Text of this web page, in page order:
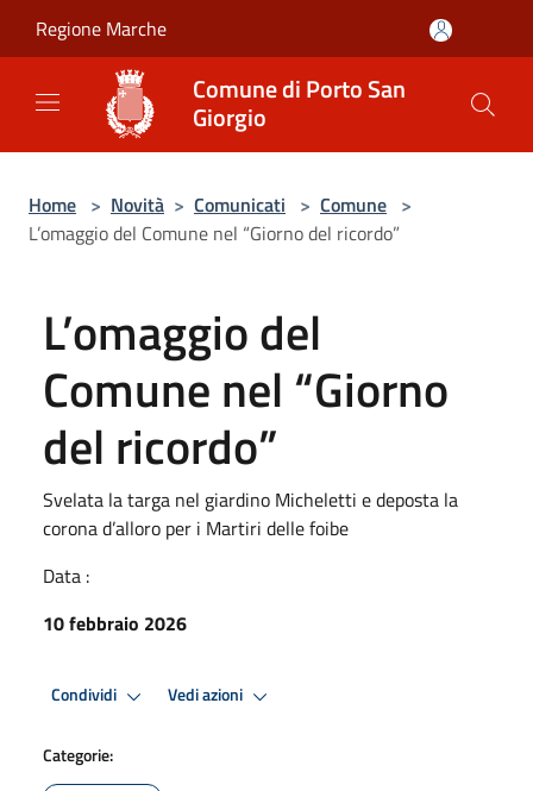
Regione Marche
Comune di Porto San
Giorgio
Home > Novità > Comunicati > Comune >
L’omaggio del Comune nel “Giorno del ricordo”
L’omaggio del
Comune nel “Giorno
del ricordo”
Svelata la targa nel giardino Micheletti e deposta la
corona d’alloro per i Martiri delle foibe
Data :
10 febbraio 2026
Condividi Vedi azioni
Categorie: